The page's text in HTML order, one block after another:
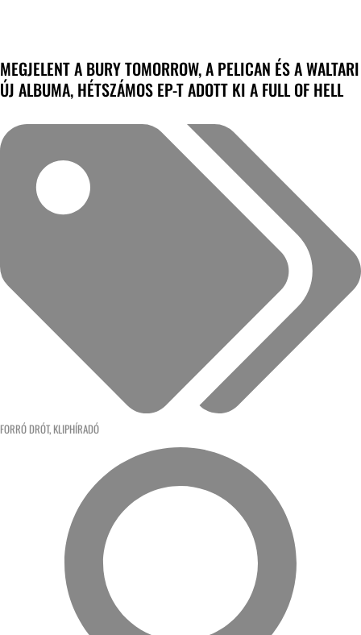
MEGJELENT A BURY TOMORROW, A PELICAN ÉS A WALTARI
ÚJ ALBUMA, HÉTSZÁMOS EP-T ADOTT KI A FULL OF HELL
FORRÓ DRÓT, KLIPHÍRADÓ